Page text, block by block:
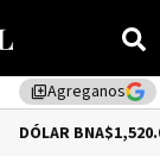
library_addAgreganos
$1,520.00